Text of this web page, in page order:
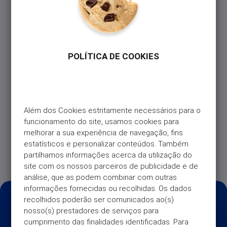
POLÍTICA DE COOKIES
Além dos Cookies estritamente necessários para o
funcionamento do site, usamos cookies para
melhorar a sua experiência de navegação, fins
estatísticos e personalizar conteúdos. Também
partilhamos informações acerca da utilização do
site com os nossos parceiros de publicidade e de
análise, que as podem combinar com outras
informações fornecidas ou recolhidas. Os dados
recolhidos poderão ser comunicados ao(s)
nosso(s) prestadores de serviços para
cumprimento das finalidades identificadas. Para
Universo+. Ou seja, ao aderir, está automaticamente
a autorizar o débito na sua conta.
Após esse retorno, e a verificação da conformidade
do dos documentos, o débito direto fica ativo e o
pagamento é feito por essa via no dia 6 de cada
mês (ou dia útil seguinte).